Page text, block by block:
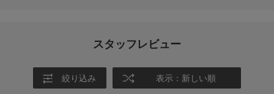
スタッフレビュー
絞り込み 表示：新しい順